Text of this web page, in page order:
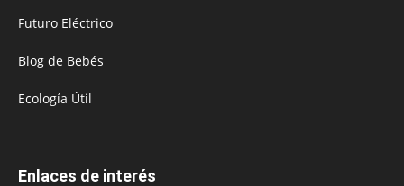
Futuro Eléctrico
Blog de Bebés
Ecología Útil
Enlaces de interés